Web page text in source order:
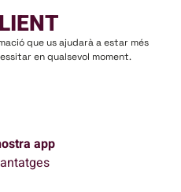
que us ajudarà a estar més
en qualsevol moment.
app